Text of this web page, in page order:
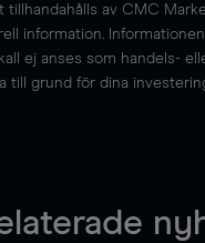
tillhandahålls av CMC
information.
ej anses som handels-
till grund för dina